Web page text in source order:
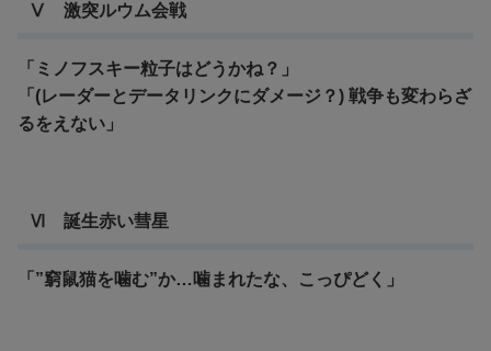
Ⅴ 激突ルウム会戦
「ミノフスキー粒子はどうかね？」
「(レーダーとデータリンクにダメージ？) 戦争も変わらざ
るをえない」
Ⅵ 誕生赤い彗星
「”窮鼠猫を噛む”か…噛まれたな、こっぴどく」